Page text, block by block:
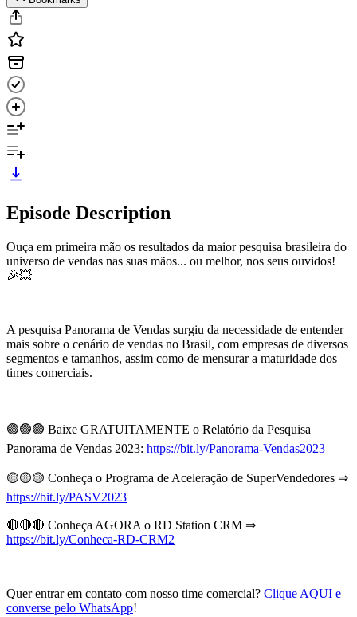
Episode Description
Ouça em primeira mão os resultados da maior pesquisa brasileira do
universo de vendas nas suas mãos... ou melhor, nos seus ouvidos!
🎉💥
A pesquisa Panorama de Vendas surgiu da necessidade de entender
mais sobre o cenário de vendas no Brasil, com empresas de diversos
segmentos e tamanhos, assim como de mensurar a maturidade dos
times comerciais.
🟢🟢🟢 Baixe GRATUITAMENTE o Relatório da Pesquisa
Panorama de Vendas 2023: https://bit.ly/Panorama-Vendas2023
🟡🟡🟡 Conheça o Programa de Aceleração de SuperVendedores ⇒
https://bit.ly/PASV2023
🔴🔴🔴 Conheça AGORA o RD Station CRM ⇒
https://bit.ly/Conheca-RD-CRM2
Quer entrar em contato com nosso time comercial? Clique AQUI e
converse pelo WhatsApp!